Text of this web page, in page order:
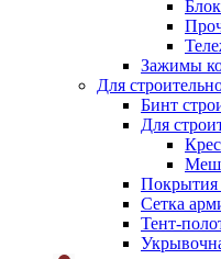
Зажимы
Для
Бинт
Для
Покрытия
Сетка
Тент-